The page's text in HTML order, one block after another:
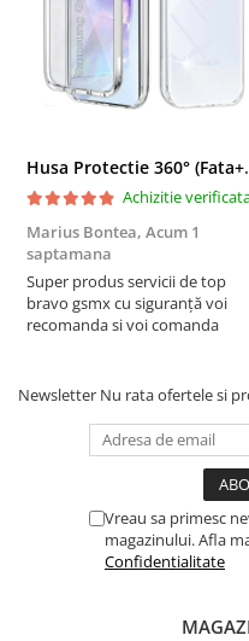
Husa Protectie 360°
Achizitie
Marius Bontea, Acum 1
saptamana
Super produs servicii de top
bravo gsmx cu siguranță voi
recomanda si voi comanda
Newsletter Nu rata ofertele si
Vreau sa primesc
magazinului. Afla
Confidentialitate